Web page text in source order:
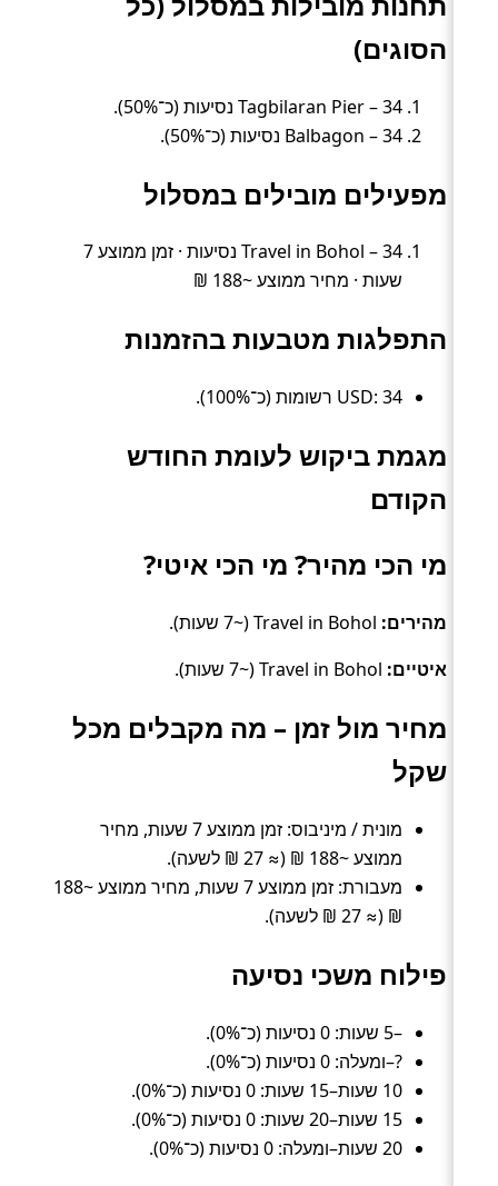
הסוגים)
Tagbilaran Pier – 34 נסיעות (כ־50%).
Balbagon – 34 נסיעות (כ־50%).
מפעילים מובילים במסלול
Travel in Bohol – 34 נסיעות · זמן ממוצע 7
שעות · מחיר ממוצע ~188 ₪
התפלגות מטבעות בהזמנות
USD: 34 רשומות (כ־100%).
מגמת ביקוש לעומת החודש
הקודם
מי הכי מהיר? מי הכי איטי?
מהירים:
איטיים:
מחיר מול זמן – מה מקבלים מכל
שקל
מונית / מיניבוס: זמן ממוצע 7 שעות, מחיר
ממוצע ~188 ₪ (≈ 27 ₪ לשעה).
מעבורת: זמן ממוצע 7 שעות, מחיר ממוצע ~188
₪ (≈ 27 ₪ לשעה).
פילוח משכי נסיעה
–5 שעות: 0 נסיעות (כ־0%).
?–ומעלה: 0 נסיעות (כ־0%).
10 שעות–15 שעות: 0 נסיעות (כ־0%).
15 שעות–20 שעות: 0 נסיעות (כ־0%).
20 שעות–ומעלה: 0 נסיעות (כ־0%).